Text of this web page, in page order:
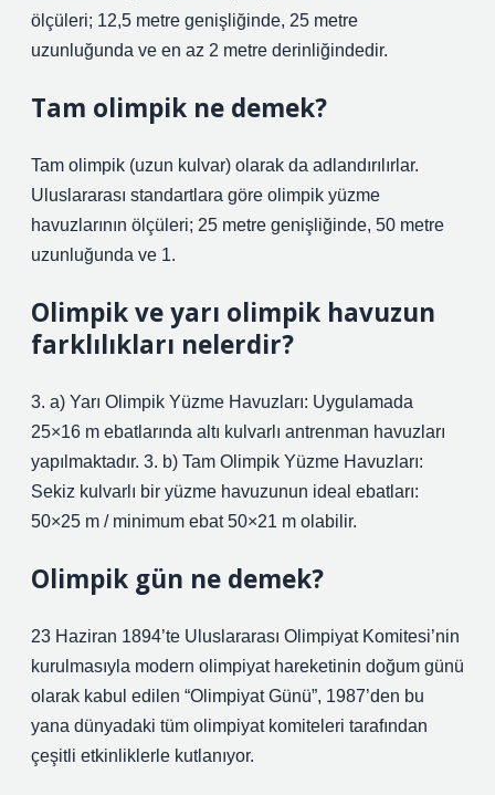
ölçüleri; 12,5 metre genişliğinde, 25 metre
uzunluğunda ve en az 2 metre derinliğindedir.
Tam olimpik ne demek?
Tam olimpik (uzun kulvar) olarak da adlandırılırlar.
Uluslararası standartlara göre olimpik yüzme
havuzlarının ölçüleri; 25 metre genişliğinde, 50 metre
uzunluğunda ve 1.
Olimpik ve yarı olimpik havuzun
farklılıkları nelerdir?
3. a) Yarı Olimpik Yüzme Havuzları: Uygulamada
25×16 m ebatlarında altı kulvarlı antrenman havuzları
yapılmaktadır. 3. b) Tam Olimpik Yüzme Havuzları:
Sekiz kulvarlı bir yüzme havuzunun ideal ebatları:
50×25 m / minimum ebat 50×21 m olabilir.
Olimpik gün ne demek?
23 Haziran 1894’te Uluslararası Olimpiyat Komitesi’nin
kurulmasıyla modern olimpiyat hareketinin doğum günü
olarak kabul edilen “Olimpiyat Günü”, 1987’den bu
yana dünyadaki tüm olimpiyat komiteleri tarafından
çeşitli etkinliklerle kutlanıyor.